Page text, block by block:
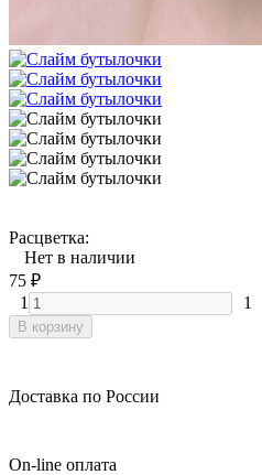
Расцветка:
Нет в наличии
75 ₽
1
1
В корзину
Доставка по России
On-line оплата